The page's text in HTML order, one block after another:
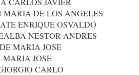
DE LOS ANGELES
ENRIQUE OSVALDO
NESTOR ANDRES
MARIA JOSE
MARIA JOSE
CARLO